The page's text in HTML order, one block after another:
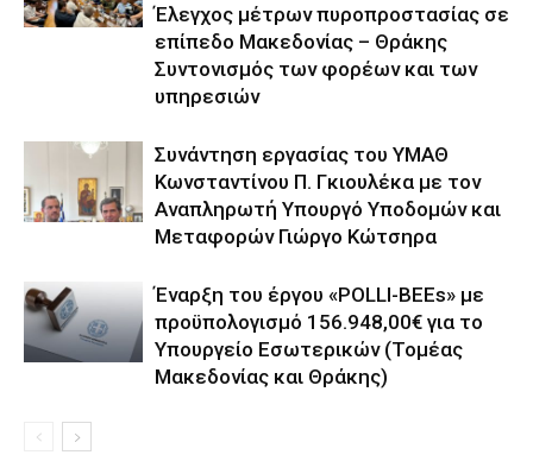
Έλεγχος μέτρων πυροπροστασίας σε
επίπεδο Μακεδονίας – Θράκης
Συντονισμός των φορέων και των
υπηρεσιών
Συνάντηση εργασίας του ΥΜΑΘ
Κωνσταντίνου Π. Γκιουλέκα με τον
Αναπληρωτή Υπουργό Υποδομών και
Μεταφορών Γιώργο Κώτσηρα
Έναρξη του έργου «POLLI-BEEs» με
προϋπολογισμό 156.948,00€ για το
Υπουργείο Εσωτερικών (Τομέας
Μακεδονίας και Θράκης)